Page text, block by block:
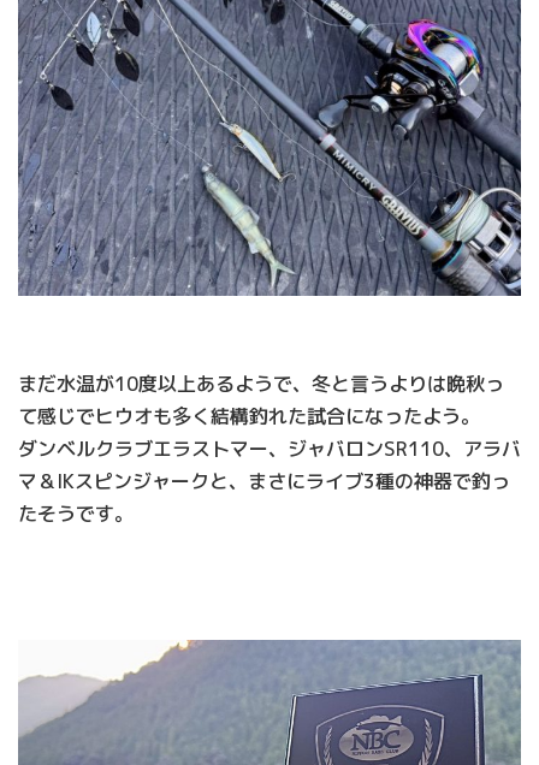
まだ水温が10度以上あるようで、冬と言うよりは晩秋っ
て感じでヒウオも多く結構釣れた試合になったよう。
ダンベルクラブエラストマー、ジャバロンSR110、アラバ
マ＆IKスピンジャークと、まさにライブ3種の神器で釣っ
たそうです。